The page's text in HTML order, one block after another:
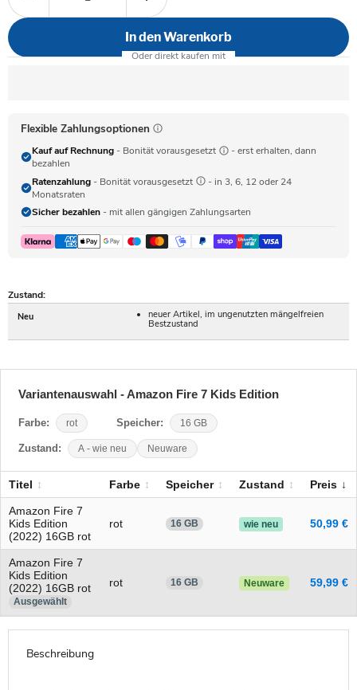
In den Warenkorb
Flexible Zahlungsoptionen
Kauf auf Rechnung - Bonität vorausgesetzt
- erst erhalten, dann
bezahlen
Ratenzahlung - Bonität vorausgesetzt
- in 3, 6, 12 oder 24
Monatsraten
Sicher bezahlen - mit allen gängigen Zahlungsarten
Zustand:
Neu
neuer Artikel, im ungenutzten mängelfreien
Bestzustand
Variantenauswahl - Amazon Fire 7 Kids Edition
Farbe: rot Speicher: 16 GB
Zustand: A - wie neu Neuware
Titel Farbe Speicher Zustand Preis
Amazon Fire 7
Kids Edition
(2022) 16GB rot
rot 16 GB wie neu 50,99 €
Amazon Fire 7
Kids Edition
(2022) 16GB rot
Ausgewählt
rot 16 GB Neuware 59,99 €
Beschreibung